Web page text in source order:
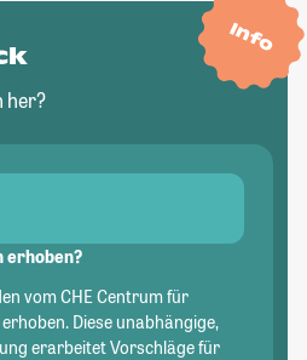
Info
her?
erhoben?
vom CHE Centrum für
Diese unabhängige,
erarbeitet Vorschläge für